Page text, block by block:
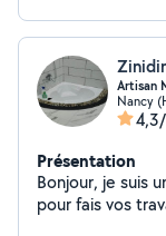
Artisan
Nancy
Présentation
Bonjour, je suis
pour fais vos